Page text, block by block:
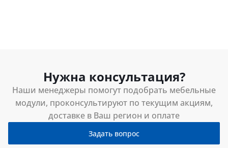
Нужна консультация?
Наши менеджеры помогут подобрать мебельные
модули, проконсультируют по текущим акциям,
доставке в Ваш регион и оплате
Задать вопрос